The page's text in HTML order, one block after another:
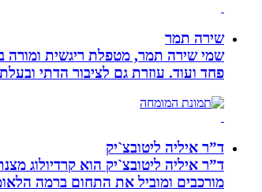
שירה תמר
פחד ועוד. עוזרת גם לציבור הדתי ובעלת
ד”ר איליה ליטובצ`יק
מורכבים ומוביל את התחום ברמה